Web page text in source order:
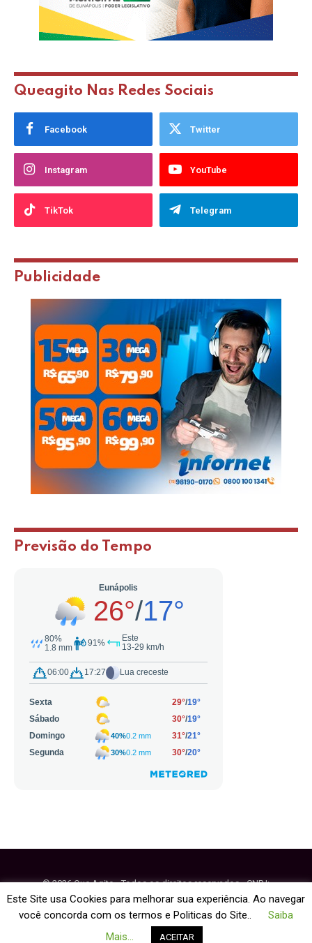
Queagito Nas Redes Sociais
Facebook Twitter
Instagram YouTube
TikTok Telegram
Publicidade
Previsão do Tempo
© 2026 Que Agito - Todos os direitos reservados - CNPJ:
64.884.270/0001-95
Política de Cookies
Este Site usa Cookies para melhorar sua experiência. Ao navegar
você concorda com os termos e Politicas do Site..
Saiba
Mais...
ACEITAR